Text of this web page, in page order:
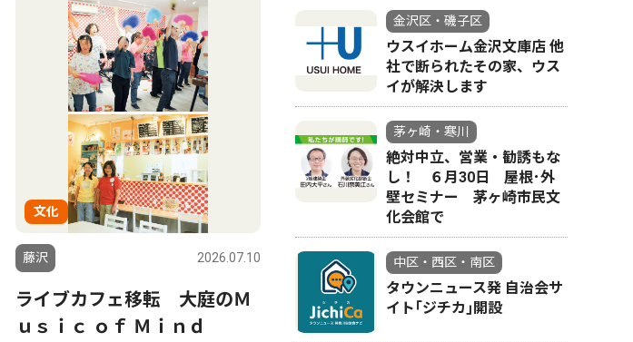
文化
藤沢 2026.07.10
ライブカフェ移転 大庭のＭ
ｕｓｉｃ ｏｆ Ｍｉｎｄ
金沢区・磯子区
ウスイホーム金沢文庫店 他
社で断られたその家、ウス
イが解決します
茅ヶ崎・寒川
絶対中立、営業・勧誘もな
し！ ６月30日 屋根･外
壁セミナー 茅ヶ崎市民文
化会館で
中区・西区・南区
タウンニュース発 自治会サ
イト｢ジチカ｣開設